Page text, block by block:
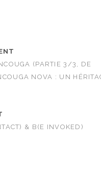
(PARTIE 3/3, DE
NOVA : UN
& B(E INVOKED)